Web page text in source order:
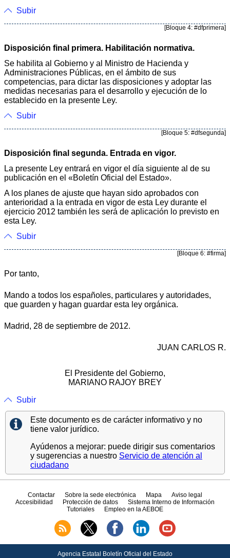
Subir
[Bloque 4: #dfprimera]
Disposición final primera. Habilitación normativa.
Se habilita al Gobierno y al Ministro de Hacienda y
Administraciones Públicas, en el ámbito de sus
competencias, para dictar las disposiciones y adoptar las
medidas necesarias para el desarrollo y ejecución de lo
establecido en la presente Ley.
Subir
[Bloque 5: #dfsegunda]
Disposición final segunda. Entrada en vigor.
La presente Ley entrará en vigor el día siguiente al de su
publicación en el «Boletín Oficial del Estado».
A los planes de ajuste que hayan sido aprobados con
anterioridad a la entrada en vigor de esta Ley durante el
ejercicio 2012 también les será de aplicación lo previsto en
esta Ley.
Subir
[Bloque 6: #firma]
Por tanto,
Mando a todos los españoles, particulares y autoridades,
que guarden y hagan guardar esta ley orgánica.
Madrid, 28 de septiembre de 2012.
JUAN CARLOS R.
El Presidente del Gobierno,
MARIANO RAJOY BREY
Subir
Este documento es de carácter informativo y no
tiene valor jurídico.
Ayúdenos a mejorar: puede dirigir sus comentarios
y sugerencias a nuestro Servicio de atención al
ciudadano
Contactar Sobre la sede electrónica Mapa
Aviso legal
Accesibilidad
Protección de datos
Sistema Interno de Información
Tutoriales
Empleo en la AEBOE
Agencia Estatal Boletín Oficial del Estado